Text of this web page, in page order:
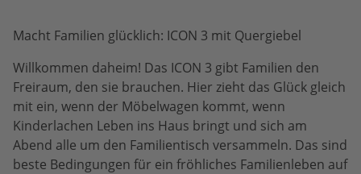
Macht Familien glücklich: ICON 3 mit Quergiebel
Willkommen daheim! Das ICON 3 gibt Familien den
Freiraum, den sie brauchen. Hier zieht das Glück gleich
mit ein, wenn der Möbelwagen kommt, wenn
Kinderlachen Leben ins Haus bringt und sich am
Abend alle um den Familientisch versammeln. Das sind
beste Bedingungen für ein fröhliches Familienleben auf